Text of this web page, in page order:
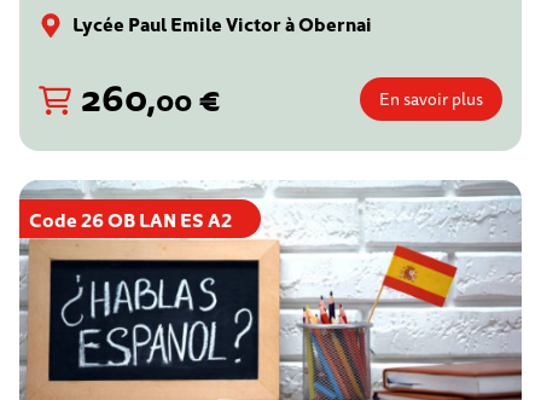
Lycée Paul Emile Victor à Obernai
260,00€ En savoir plus
Code 26 OB LAN ES A2